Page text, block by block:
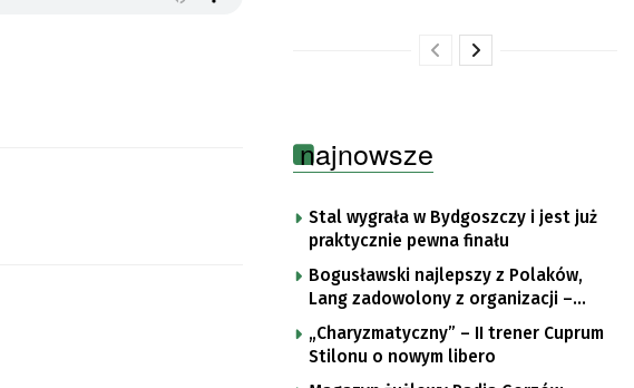
najnowsze
Stal wygrała w Bydgoszczy i jest już
praktycznie pewna finału
Bogusławski najlepszy z Polaków,
Lang zadowolony z organizacji –
komentarze po trzecim etapie Tour
de Pologne
„Charyzmatyczny” – II trener Cuprum
Stilonu o nowym libero